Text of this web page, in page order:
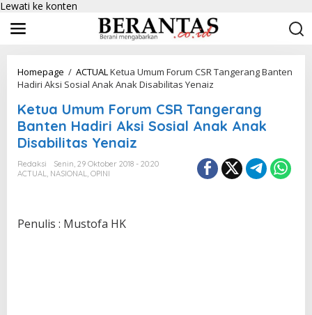
Lewati ke konten
Homepage / ACTUALKetua Umum Forum CSR Tangerang Banten
Hadiri Aksi Sosial Anak Anak Disabilitas Yenaiz
Ketua Umum Forum CSR Tangerang
Banten Hadiri Aksi Sosial Anak Anak
Disabilitas Yenaiz
Redaksi
Senin, 29 Oktober 2018 - 20:20
ACTUAL, NASIONAL, OPINI
Penulis : Mustofa HK